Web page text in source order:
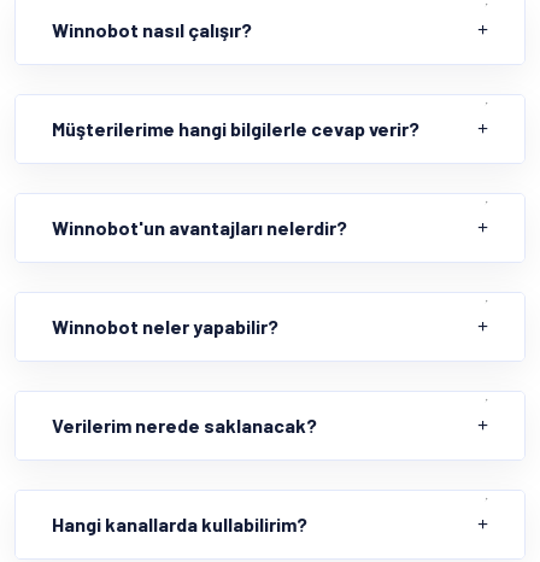
Winnobot nasıl çalışır?
Müşterilerime hangi bilgilerle cevap verir?
Winnobot'un avantajları nelerdir?
Winnobot neler yapabilir?
Verilerim nerede saklanacak?
Hangi kanallarda kullabilirim?